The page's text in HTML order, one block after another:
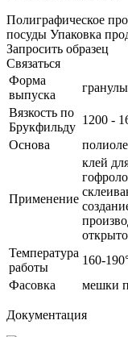
Полиграфическое
посуды Упаковка
Запросить образец
Связаться
Форма
выпуска
гранулы
Вязкость по
Брукфильду
1200 -
Основа
Применение
клей
Температура
работы
160-
Фасовка
мешки
Документация